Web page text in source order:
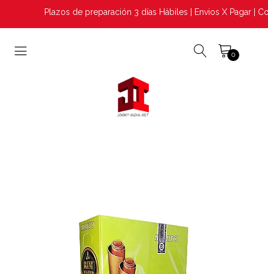
Plazos de preparación 3 días Hábiles | Envios X Pagar |
0